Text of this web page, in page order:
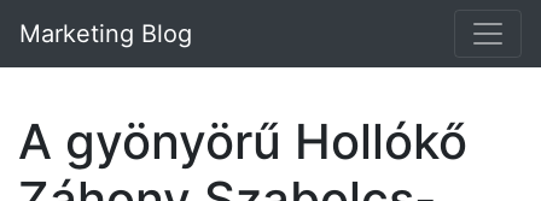
Marketing Blog
A gyönyörű Hollókő